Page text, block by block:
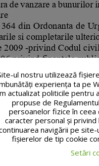
ul nostru utilizează
experiența ta pe
actualizat politicile pentru
propuse de
persoanelor fizice în
caracter personal și
navigării pe
fişierelor de tip cookie
Setări